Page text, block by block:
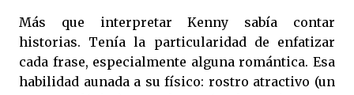
Más que interpretar Kenny sabía contar
historias. Tenía la particularidad de enfatizar
cada frase, especialmente alguna romántica. Esa
habilidad aunada a su físico: rostro atractivo (un